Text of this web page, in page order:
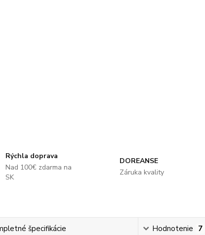
Rýchla doprava
Nad 100€ zdarma na
SK
DOREANSE
Záruka kvality
špecifikácie Hodnotenie 7